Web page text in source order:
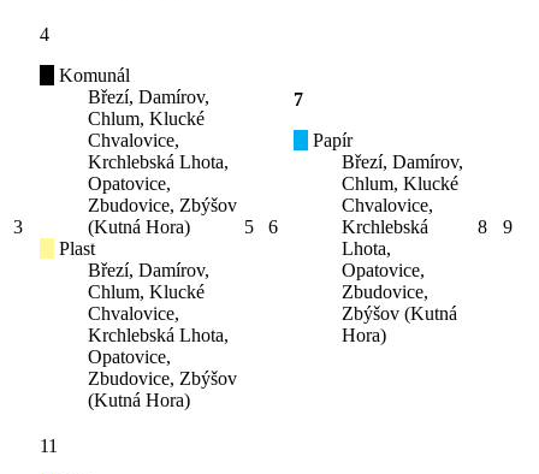
3
4
Komunál
Březí, Damírov,
Chlum, Klucké
Chvalovice,
Krchlebská Lhota,
Opatovice,
Zbudovice, Zbýšov
(Kutná Hora)
Plast
Březí, Damírov,
Chlum, Klucké
Chvalovice,
Krchlebská Lhota,
Opatovice,
Zbudovice, Zbýšov
(Kutná Hora)
5 6
7
Papír
Březí, Damírov,
Chlum, Klucké
Chvalovice,
Krchlebská
Lhota,
Opatovice,
Zbudovice,
Zbýšov (Kutná
Hora)
8 9
11